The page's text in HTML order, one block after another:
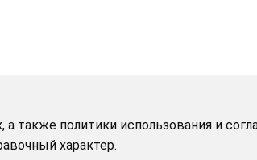
также политики использования и
характер.